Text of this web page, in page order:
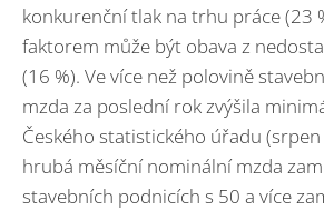
konkurenční tlak na trhu práce (23
faktorem může být obava z
(16 %). Ve více než polovině
mzda za poslední rok zvýšila
Českého statistického úřadu
hrubá měsíční nominální mzda
stavebních podnicích s 50 a více